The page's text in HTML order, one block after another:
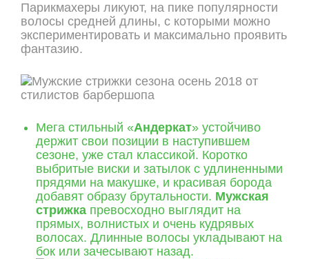
Парикмахеры ликуют, на пике популярности
волосы средней длины, с которыми можно
экспериментировать и максимально проявить
фантазию.
Мега стильный «Андеркат» устойчиво
держит свои позиции в наступившем
сезоне, уже стал классикой. Коротко
выбритые виски и затылок с удлиненными
прядями на макушке, и красивая борода
добавят образу брутальности. Мужская
стрижка превосходно выглядит на
прямых, волнистых и очень кудрявых
волосах. Длинные волосы укладывают на
бок или зачесывают назад.